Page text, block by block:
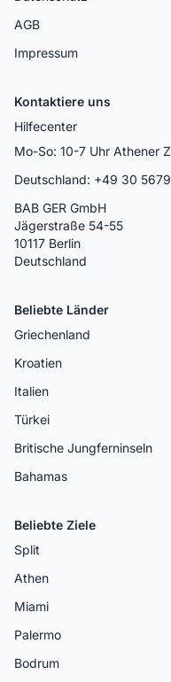
AGB
Impressum
Kontaktiere uns
Hilfecenter
Mo-So: 10-7 Uhr Athener
Deutschland: +49 30
BAB GER GmbH
Jägerstraße 54-55
10117 Berlin
Deutschland
Beliebte Länder
Griechenland
Kroatien
Italien
Türkei
Britische Jungferninseln
Bahamas
Beliebte Ziele
Split
Athen
Miami
Palermo
Bodrum